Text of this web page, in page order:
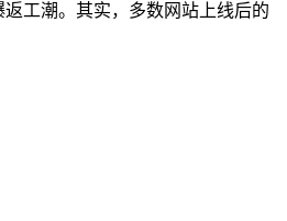
工潮。其实，多数网站上线后的